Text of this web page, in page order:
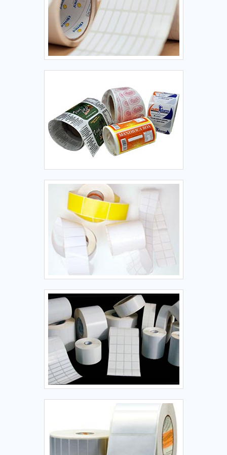
materiais, além de evitar prejuízos com substituições
frequentes de produtos que não cumprem com suas
funções adequadamente. Assim, é possível poupar gastos
desnecessários.Existem diversos motivos para a Labelgraph
Sistemas de Etiquetas ter se tornado destaque quando
pensamos em uma empresa que entrega confiança e
produtos de qualidade. Alguns desses motivos são: Preço
atuação; Atendimento personalizado; Diversas opções de
pagamento disponíveis; Agilidade na entrega; Amplo
estoque de produtos.QUALIDADE COMPROVADA NO
SEGMENTOSomente na Labelgraph Sistemas de Etiquetas
tem o que há de melhor no ramo de etiqueta casca de ovo.
Prezando pelo que há de mais moderno, traz inovações e
variedades em etiquetas para alta temperatura e etiquetas
possíveis por contar com escritório de alta qualidade onde
são realizadas as atividades e sede em localização
privilegiada na cidade de São Paulo.Todos esses fatores,
agregados a uma equipe multidisciplinar de consultores
associados e colaboradores eficientes, garantem uma
entrega de excelência de ponta a ponta.